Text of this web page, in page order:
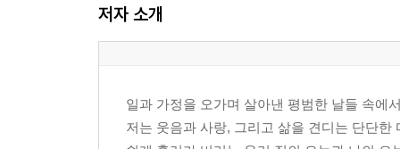
저자 소개
일과 가정을 오가며 살아낸 평범한 날들 속에
저는 웃음과 사랑, 그리고 삶을 견디는 단단한